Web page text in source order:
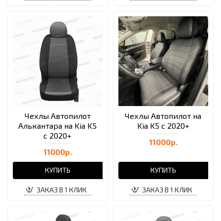
Чехлы Автопилот
Алькантара на Kia K5
с 2020+
11000р.
КУПИТЬ
ЗАКАЗ В 1 КЛИК
Чехлы Автопилот на
Kia K5 с 2020+
11000р.
КУПИТЬ
ЗАКАЗ В 1 КЛИК